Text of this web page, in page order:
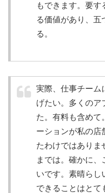
もできます。要
る価値があり、五
る。
実際、仕事チーム
げたい。多くのア
た。有料も含めて
ーションが私の店
たわけではありま
までは。確かに、
いです。素晴らし
できることはとて